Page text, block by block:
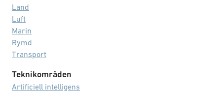
Land
Luft
Marin
Rymd
Transport
Teknikområden
Artificiell intelligens